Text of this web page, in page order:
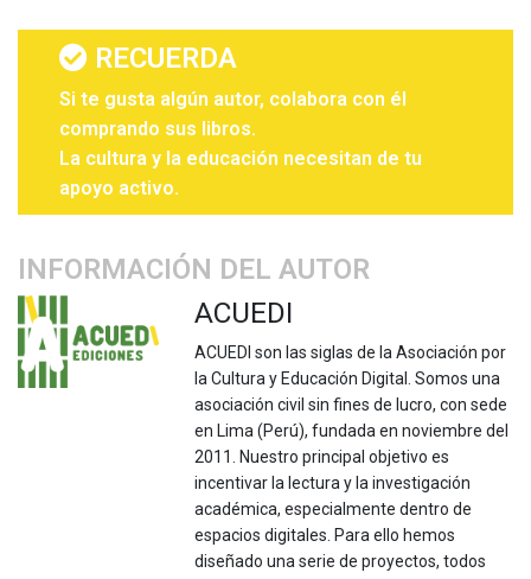
RECUERDA
Si te gusta algún autor, colabora con él
comprando sus libros.
La cultura y la educación necesitan de tu
apoyo activo.
INFORMACIÓN DEL AUTOR
ACUEDI
ACUEDI son las siglas de la Asociación por
la Cultura y Educación Digital. Somos una
asociación civil sin fines de lucro, con sede
en Lima (Perú), fundada en noviembre del
2011. Nuestro principal objetivo es
incentivar la lectura y la investigación
académica, especialmente dentro de
espacios digitales. Para ello hemos
diseñado una serie de proyectos, todos